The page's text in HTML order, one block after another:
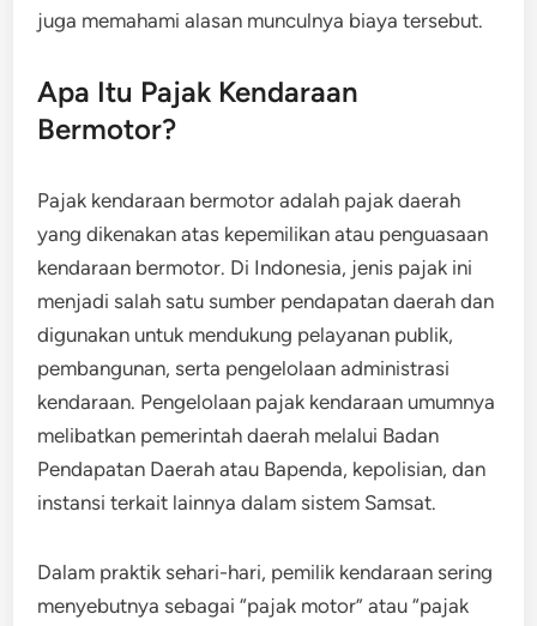
juga memahami alasan munculnya biaya tersebut.
Apa Itu Pajak Kendaraan
Bermotor?
Pajak kendaraan bermotor adalah pajak daerah
yang dikenakan atas kepemilikan atau penguasaan
kendaraan bermotor. Di Indonesia, jenis pajak ini
menjadi salah satu sumber pendapatan daerah dan
digunakan untuk mendukung pelayanan publik,
pembangunan, serta pengelolaan administrasi
kendaraan. Pengelolaan pajak kendaraan umumnya
melibatkan pemerintah daerah melalui Badan
Pendapatan Daerah atau Bapenda, kepolisian, dan
instansi terkait lainnya dalam sistem Samsat.
Dalam praktik sehari-hari, pemilik kendaraan sering
menyebutnya sebagai “pajak motor” atau “pajak